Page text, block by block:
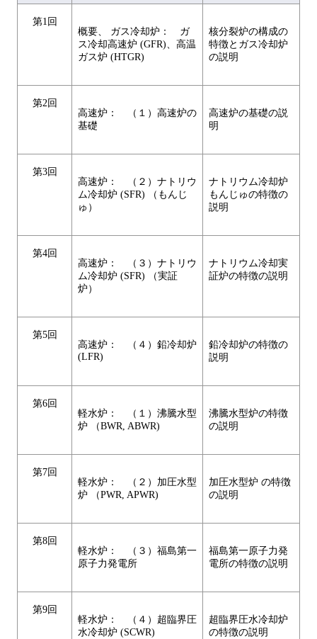
第1回
概要、 ガス冷却炉： ガ
ス冷却高速炉 (GFR)、高温
ガス炉 (HTGR)
核分裂炉の構成の
特徴とガス冷却炉
の説明
第2回
高速炉： （１）高速炉の
基礎
高速炉の基礎の説
明
第3回
高速炉： （２）ナトリウ
ム冷却炉 (SFR) （もんじ
ゅ）
ナトリウム冷却炉
もんじゅの特徴の
説明
第4回
高速炉： （３）ナトリウ
ム冷却炉 (SFR) （実証
炉）
ナトリウム冷却実
証炉の特徴の説明
第5回
高速炉： （４）鉛冷却炉
(LFR)
鉛冷却炉の特徴の
説明
第6回
軽水炉： （１）沸騰水型
炉 （BWR, ABWR)
沸騰水型炉の特徴
の説明
第7回
軽水炉： （２）加圧水型
炉 （PWR, APWR)
加圧水型炉 の特徴
の説明
第8回
軽水炉： （３）福島第一
原子力発電所
福島第一原子力発
電所の特徴の説明
第9回
軽水炉： （４）超臨界圧
水冷却炉 (SCWR)
超臨界圧水冷却炉
の特徴の説明